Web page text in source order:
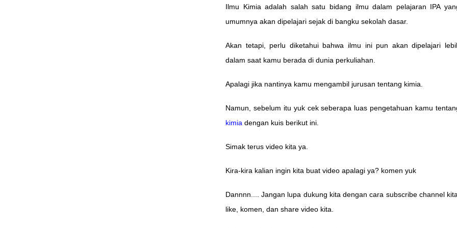
Ilmu Kimia adalah salah satu bidang ilmu dalam pelajaran IPA
umumnya akan dipelajari sejak di bangku sekolah dasar.
Akan tetapi, perlu diketahui bahwa ilmu ini pun akan dipelajari
dalam saat kamu berada di dunia perkuliahan.
Apalagi jika nantinya kamu mengambil jurusan tentang kimia.
Namun, sebelum itu yuk cek seberapa luas pengetahuan kamu
kimia dengan kuis berikut ini.
Simak terus video kita ya.
Kira-kira kalian ingin kita buat video apalagi ya? komen yuk
Dannnn.... Jangan lupa dukung kita dengan cara subscribe channel kita,
like, komen, dan share video kita.